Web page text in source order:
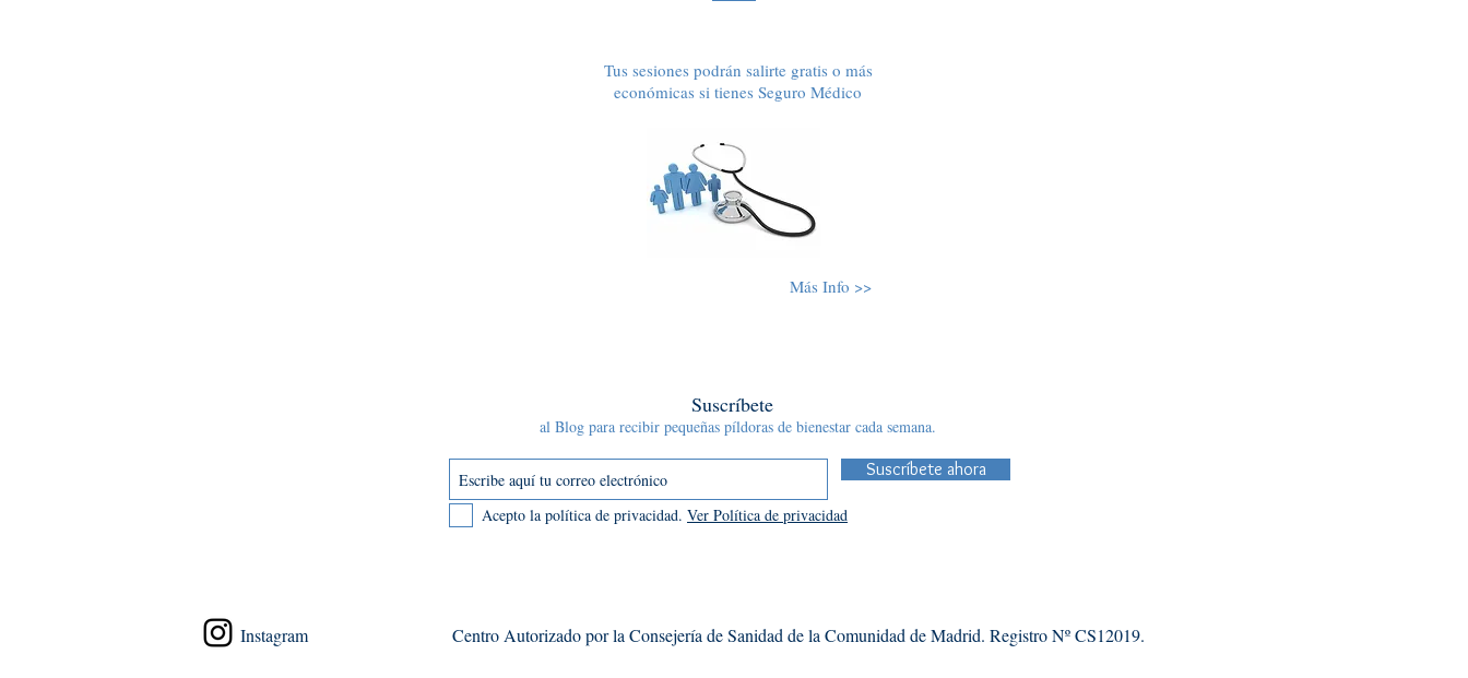
Tus sesiones podrán salirte gratis o más
económicas si tienes Seguro Médico
Más Info >>
Suscríbete
al Blog para recibir pequeñas píldoras de bienestar cada semana.
Suscríbete ahora
Acepto la política de privacidad. Ver Política de privacidad
Instagram Centro Autorizado por la Consejería de Sanidad de la Comunidad de Madrid. Registro Nº CS12019.